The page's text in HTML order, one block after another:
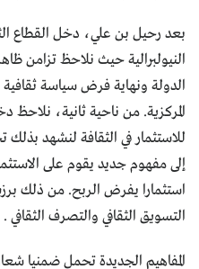
بعد رحيل بن علي، دخل القطاع
النيولبرالية حيث نلاحظ تزامن
الدولة ونهاية فرض سياسة
المركزية. من ناحية ثانية،
للاستثمار في الثقافة لنشهد
إلى مفهوم جديد يقوم على
استثمارا يفرض الربح. من ذلك
التسويق الثقافي والتصرف الثقافي .
المفاهيم الجديدة تحمل ضمنيا